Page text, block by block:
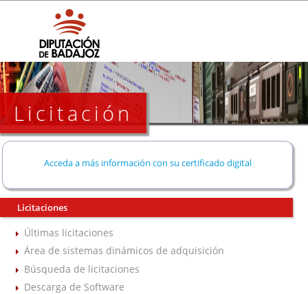
Licitación
Acceda a más información con su certificado digital
Licitaciones
Últimas licitaciones
Área de sistemas dinámicos de adquisición
Búsqueda de licitaciones
Descarga de Software